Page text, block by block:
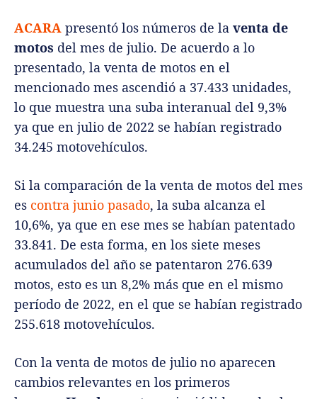
ACARA presentó los números de la venta de
motos del mes de julio. De acuerdo a lo
presentado, la venta de motos en el
mencionado mes ascendió a 37.433 unidades,
lo que muestra una suba interanual del 9,3%
ya que en julio de 2022 se habían registrado
34.245 motovehículos.
Si la comparación de la venta de motos del mes
es contra junio pasado, la suba alcanza el
10,6%, ya que en ese mes se habían patentado
33.841. De esta forma, en los siete meses
acumulados del año se patentaron 276.639
motos, esto es un 8,2% más que en el mismo
período de 2022, en el que se habían registrado
255.618 motovehículos.
Con la venta de motos de julio no aparecen
cambios relevantes en los primeros